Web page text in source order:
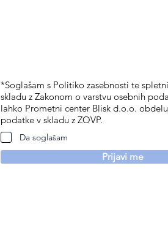
*Soglašam s Politiko zasebnosti te
skladu z Zakonom o varstvu osebnih
lahko Prometni center Blisk d.o.o.
podatke v skladu z ZOVP.
Da soglašam
Prijavi me